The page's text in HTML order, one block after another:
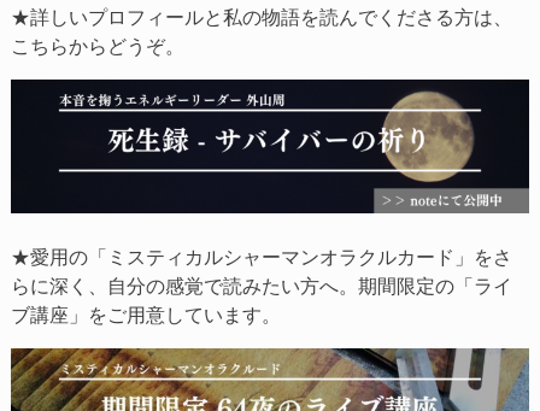
★詳しいプロフィールと私の物語を読んでくださる方は、
こちらからどうぞ。
★愛用の「ミスティカルシャーマンオラクルカード」をさ
らに深く、自分の感覚で読みたい方へ。期間限定の「ライ
ブ講座」をご用意しています。